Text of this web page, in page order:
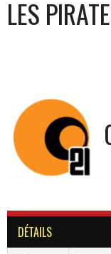
LES
DÉTAILS